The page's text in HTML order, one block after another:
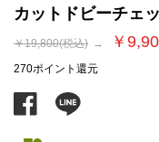
カットドビーチェ
￥19,800(税込) → ￥
270ポイント 還元
facebook